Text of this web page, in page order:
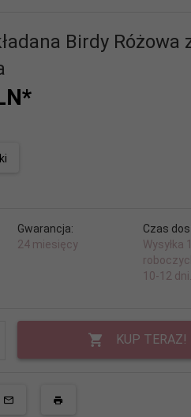
Birdy Różowa
Gwarancja:
24 miesięcy
Czas
Wysyłka
10-12 dni.
KUP TERAZ!